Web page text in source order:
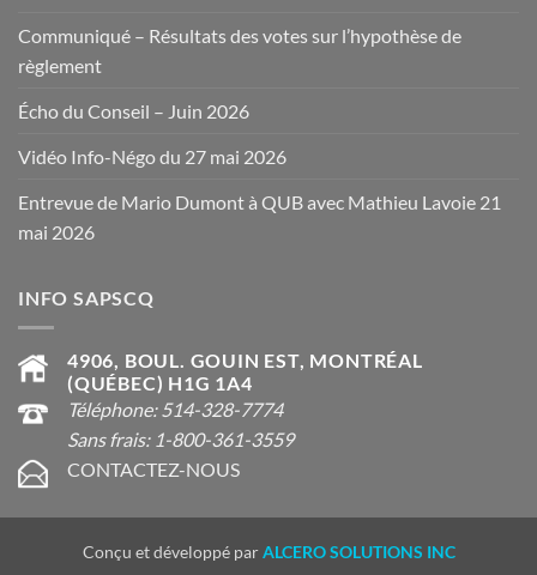
Communiqué – Résultats des votes sur l’hypothèse de
règlement
Écho du Conseil – Juin 2026
Vidéo Info-Négo du 27 mai 2026
Entrevue de Mario Dumont à QUB avec Mathieu Lavoie 21
mai 2026
INFO SAPSCQ
4906, BOUL. GOUIN EST, MONTRÉAL
(QUÉBEC) H1G 1A4
Téléphone: 514-328-7774
Sans frais: 1-800-361-3559
CONTACTEZ-NOUS
Conçu et développé parALCERO SOLUTIONS INC